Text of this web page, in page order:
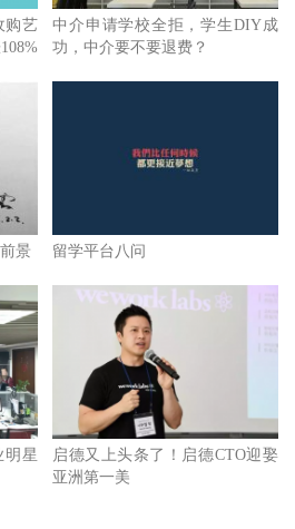
购艺
中介申请学校全拒，学生DIY成
功，中介要不要退费？
景 留学平台八问
明星
启德又上头条了！启德CTO迎娶
亚洲第一美